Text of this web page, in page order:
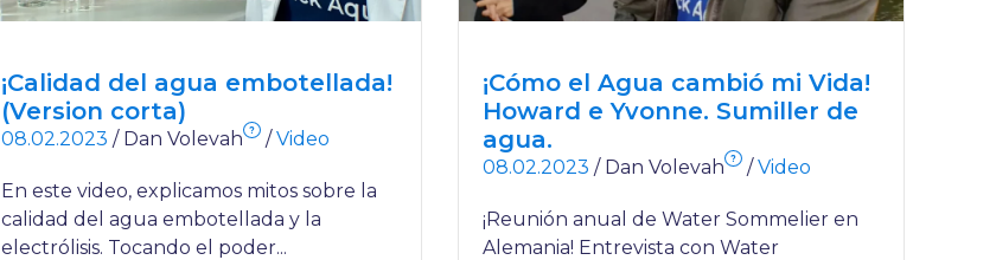
¡Calidad del agua embotellada!
(Version corta)
08.02.2023 / Dan Volevah ? / Video
En este video, explicamos mitos sobre la
calidad del agua embotellada y la
electrólisis. Tocando el poder...
¡Cómo el Agua cambió mi Vida!
Howard e Yvonne. Sumiller de
agua.
08.02.2023 / Dan Volevah ? / Video
¡Reunión anual de Water Sommelier en
Alemania! Entrevista con Water